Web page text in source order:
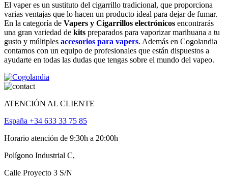
El vaper es un sustituto del cigarrillo tradicional, que proporciona
varias ventajas que lo hacen un producto ideal para dejar de fumar.
En la categoría de Vapers y Cigarrillos electrónicos encontrarás
una gran variedad de kits preparados para vaporizar marihuana a tu
gusto y múltiples accesorios para vapers. Además en Cogolandia
contamos con un equipo de profesionales que están dispuestos a
ayudarte en todas las dudas que tengas sobre el mundo del vapeo.
ATENCIÓN AL CLIENTE
España +34 633 33 75 85
Horario atención de 9:30h a 20:00h
Polígono Industrial C,
Calle Proyecto 3 S/N